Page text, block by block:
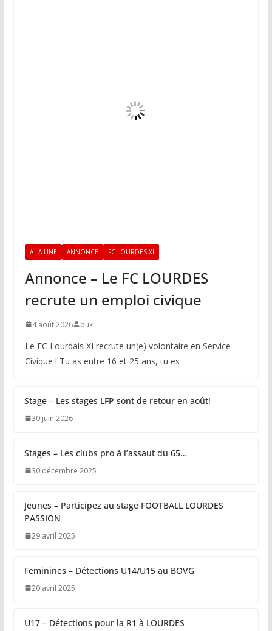
A LA UNE ANNONCE FC LOURDES XI
Annonce – Le FC LOURDES
recrute un emploi civique
4 août 2026 puk
Le FC Lourdais XI recrute un(e) volontaire en Service
Civique ! Tu as entre 16 et 25 ans, tu es
Stage – Les stages LFP sont de retour en août!
30 juin 2026
Stages – Les clubs pro à l’assaut du 65…
30 décembre 2025
Jeunes – Participez au stage FOOTBALL LOURDES
PASSION
29 avril 2025
Feminines – Détections U14/U15 au BOVG
20 avril 2025
U17 – Détections pour la R1 à LOURDES